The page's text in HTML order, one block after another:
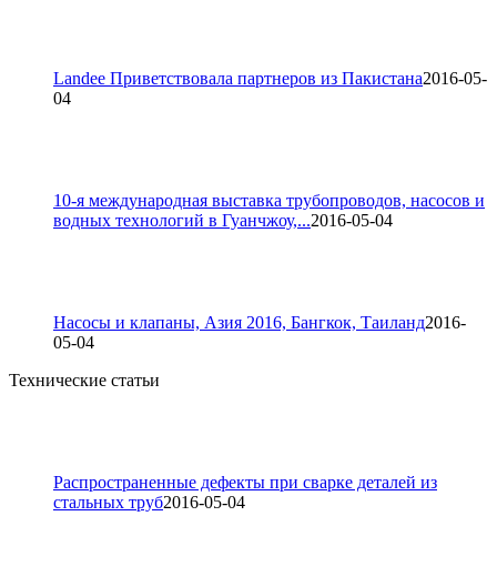
Landee Приветствовала партнеров из Пакистана2016-05-
04
10-я международная выставка трубопроводов, насосов и
водных технологий в Гуанчжоу,...2016-05-04
Насосы и клапаны, Азия 2016, Бангкок, Таиланд2016-
05-04
Технические статьи
Распространенные дефекты при сварке деталей из
стальных труб2016-05-04